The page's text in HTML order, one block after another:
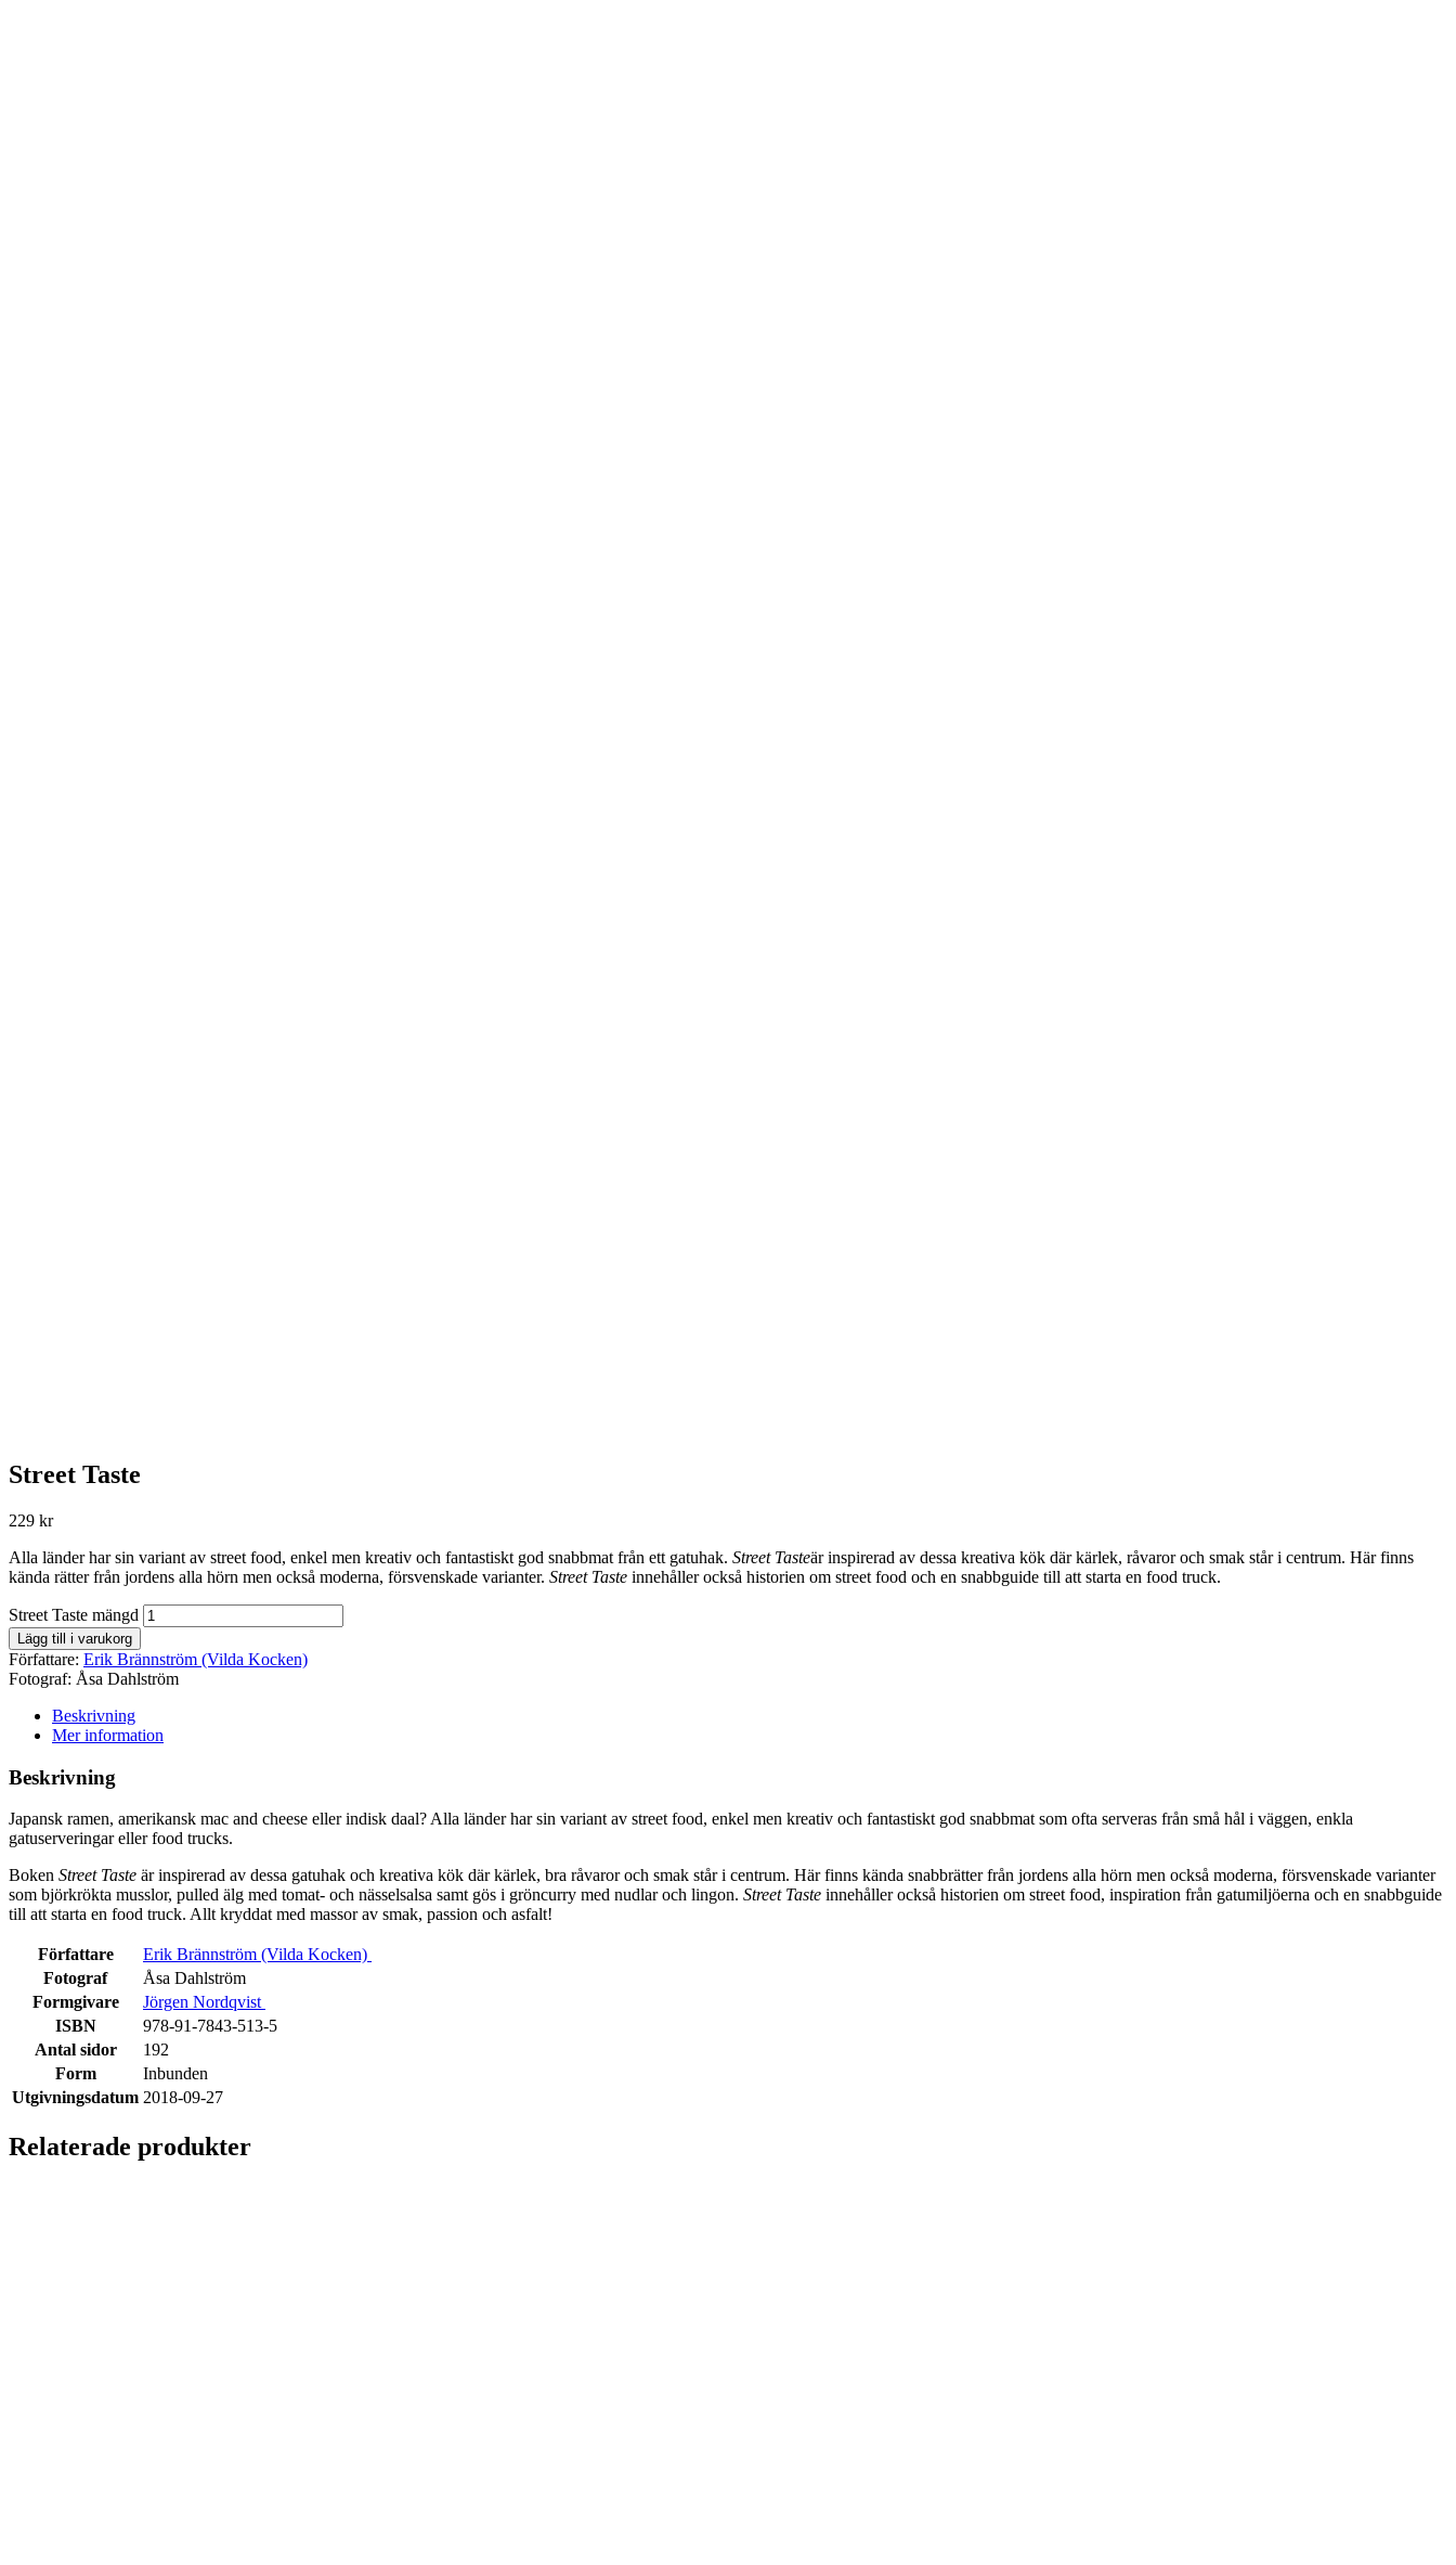
Street Taste
229 kr
Alla länder har sin variant av street food, enkel men kreativ och fantastiskt god snabbmat från ett gatuhak. Street Tasteär inspirerad av dessa kreativa kök där kärlek, råvaror och smak står i centrum. Här finns
kända rätter från jordens alla hörn men också moderna, försvenskade varianter. Street Taste innehåller också historien om street food och en snabbguide till att starta en food truck.
Street Taste mängd
Lägg till i varukorg
Författare: Erik Brännström (Vilda Kocken)
Fotograf: Åsa Dahlström
Beskrivning
Mer information
Beskrivning
Japansk ramen, amerikansk mac and cheese eller indisk daal? Alla länder har sin variant av street food, enkel men kreativ och fantastiskt god snabbmat som ofta serveras från små hål i väggen, enkla
gatuserveringar eller food trucks.
Boken Street Taste är inspirerad av dessa gatuhak och kreativa kök där kärlek, bra råvaror och smak står i centrum. Här finns kända snabbrätter från jordens alla hörn men också moderna, försvenskade varianter
som björkrökta musslor, pulled älg med tomat- och nässelsalsa samt gös i gröncurry med nudlar och lingon. Street Taste innehåller också historien om street food, inspiration från gatumiljöerna och en snabbguide
till att starta en food truck. Allt kryddat med massor av smak, passion och asfalt!
Författare
Erik Brännström (Vilda Kocken)
Fotograf
Åsa Dahlström
Formgivare
Jörgen Nordqvist
ISBN
978-91-7843-513-5
Antal sidor
192
Form
Inbunden
Utgivningsdatum 2018-09-27
Relaterade produkter